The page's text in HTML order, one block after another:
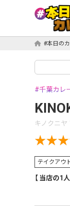
#本日の
千葉カレ
キノクニ
テイクアウ
当店の1